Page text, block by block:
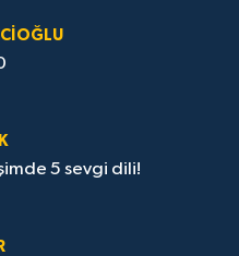
5 sevgi dili!